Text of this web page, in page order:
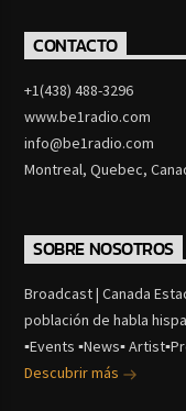
CONTACTO
+1(438) 488-3296
www.be1radio.com
info@be1radio.com
Montreal, Quebec,
SOBRE NOSOTROS
Broadcast | Canada
población de habla
▪Events ▪News▪
Descubrir más